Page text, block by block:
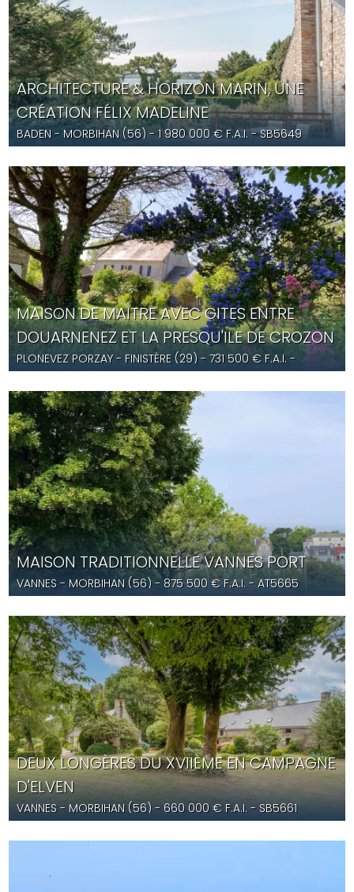
ARCHITECTURE & HORIZON MARIN, UNE
CRÉATION FÉLIX MADELINE
BADEN - MORBIHAN (56) -1 980 000€ F.A.I.- SB5649
MAISON DE MAITRE AVEC GITES ENTRE
DOUARNENEZ ET LA PRESQU'ILE DE CROZON
PLONEVEZ PORZAY- FINISTÈRE (29) -731 500 € F.A.I. -
JG5670
MAISON TRADITIONNELLE VANNES PORT
VANNES - MORBIHAN (56) - 875 500 € F.A.I.- AT5665
DEUX LONGÈRES DU XVIIÈME EN CAMPAGNE
D'ELVEN
VANNES - MORBIHAN (56) - 660 000 € F.A.I. - SB5661